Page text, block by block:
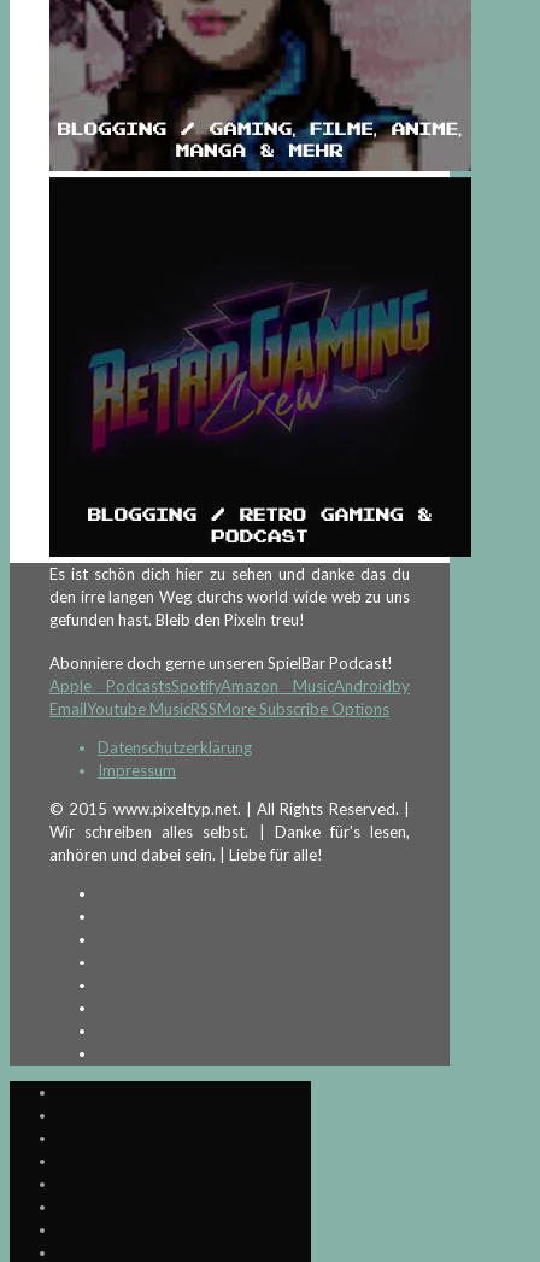
Es ist schön dich hier zu sehen und danke das du
den irre langen Weg durchs world wide web zu uns
gefunden hast. Bleib den Pixeln treu!
Abonniere doch gerne unseren SpielBar Podcast!
Apple PodcastsSpotifyAmazon MusicAndroidby
EmailYoutube MusicRSSMore Subscribe Options
Datenschutzerklärung
Impressum
© 2015 www.pixeltyp.net. | All Rights Reserved. |
Wir schreiben alles selbst. | Danke für's lesen,
anhören und dabei sein. | Liebe für alle!